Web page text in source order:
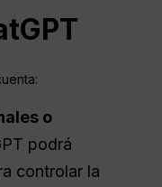
o
podrá
controlar la